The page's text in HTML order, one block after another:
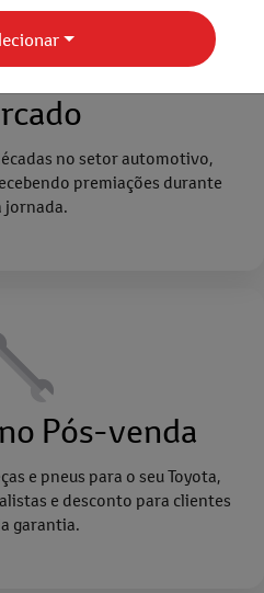
reputação no
no setor automotivo,
premiações durante
jornada.
Pós-venda
e pneus para o seu Toyota,
e desconto para clientes
garantia.